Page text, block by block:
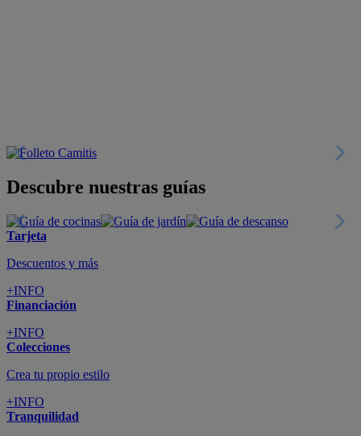
Descubre nuestras guías
Tarjeta
Descuentos y más
+INFO
Financiación
+INFO
Colecciones
Crea tu propio estilo
+INFO
Tranquilidad